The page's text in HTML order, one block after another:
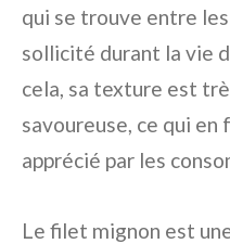
qui se trouve entre
sollicité durant la vie
cela, sa texture est
savoureuse, ce qui
apprécié par les
Le filet mignon est